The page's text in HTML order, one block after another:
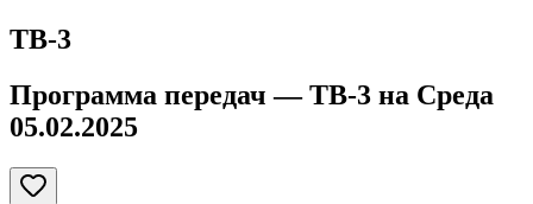
ТВ-3
Программа передач —ТВ-3 на Среда
05.02.2025